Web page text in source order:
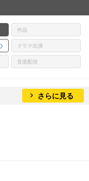
作品
ドラマ出演
音楽配信
さらに見る